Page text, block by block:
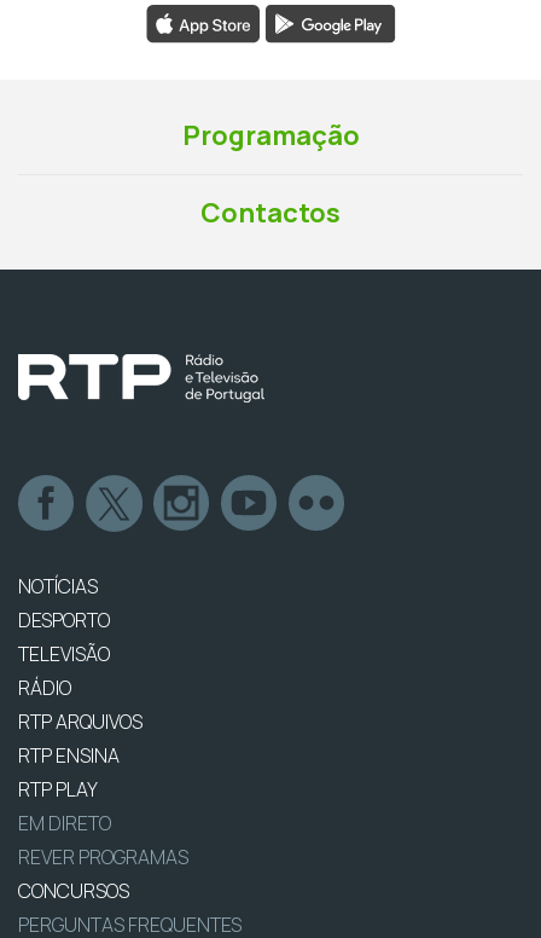
Programação
Contactos
NOTÍCIAS
DESPORTO
TELEVISÃO
RÁDIO
RTP ARQUIVOS
RTP ENSINA
RTP PLAY
EM DIRETO
REVER PROGRAMAS
CONCURSOS
PERGUNTAS FREQUENTES